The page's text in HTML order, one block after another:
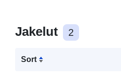
Jakelut 2
Sort